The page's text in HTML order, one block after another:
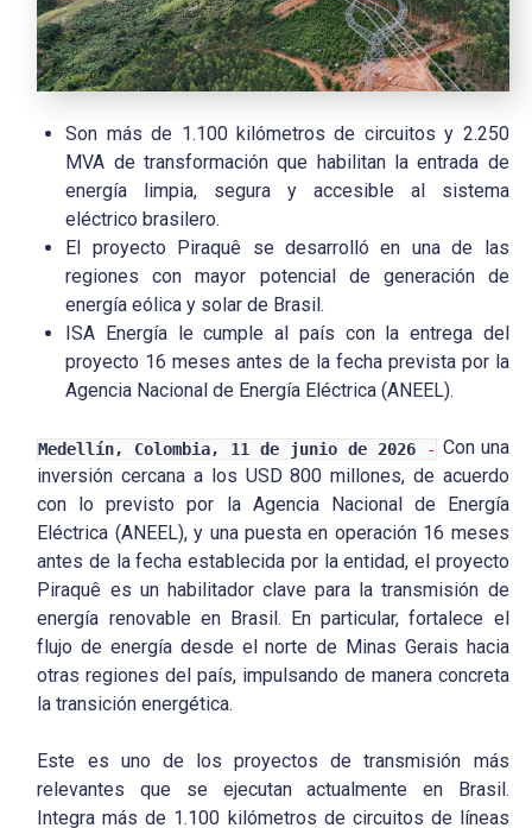
Son más de 1.100 kilómetros de circuitos y 2.250
MVA de transformación que habilitan la entrada de
energía limpia, segura y accesible al sistema
eléctrico brasilero.
El proyecto Piraquê se desarrolló en una de las
regiones con mayor potencial de generación de
energía eólica y solar de Brasil.
ISA Energía le cumple al país con la entrega del
proyecto 16 meses antes de la fecha prevista por la
Agencia Nacional de Energía Eléctrica (ANEEL).
Medellín, Colombia, 11 de junio de 2026- Con una
inversión cercana a los USD 800 millones, de acuerdo
con lo previsto por la Agencia Nacional de Energía
Eléctrica (ANEEL), y una puesta en operación 16 meses
antes de la fecha establecida por la entidad, el proyecto
Piraquê es un habilitador clave para la transmisión de
energía renovable en Brasil. En particular, fortalece el
flujo de energía desde el norte de Minas Gerais hacia
otras regiones del país, impulsando de manera concreta
la transición energética.
Este es uno de los proyectos de transmisión más
relevantes que se ejecutan actualmente en Brasil.
Integra más de 1.100 kilómetros de circuitos de líneas